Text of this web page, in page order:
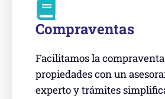
Compraventas
Facilitamos la
propiedades con un
experto y trámites